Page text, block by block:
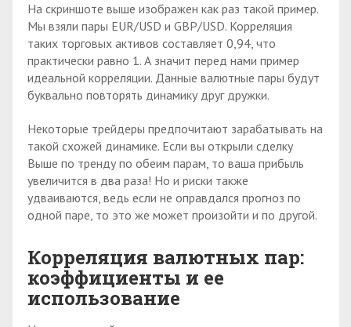
На скриншоте выше изображен как раз такой пример.
Мы взяли пары EUR/USD и GBP/USD. Корреляция
таких торговых активов составляет 0,94, что
практически равно 1. А значит перед нами пример
идеальной корреляции. Данные валютные пары будут
буквально повторять динамику друг дружки.
Некоторые трейдеры предпочитают зарабатывать на
такой схожей динамике. Если вы открыли сделку
Выше по тренду по обеим парам, то ваша прибыль
увеличится в два раза! Но и риски также
удваиваются, ведь если не оправдался прогноз по
одной паре, то это же может произойти и по другой.
Корреляция валютных пар:
коэффициенты и ее
использование